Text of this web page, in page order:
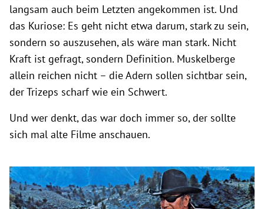
langsam auch beim Letzten angekommen ist. Und
das Kuriose: Es geht nicht etwa darum, stark zu sein,
sondern so auszusehen, als wäre man stark. Nicht
Kraft ist gefragt, sondern Definition. Muskelberge
allein reichen nicht – die Adern sollen sichtbar sein,
der Trizeps scharf wie ein Schwert.
Und wer denkt, das war doch immer so, der sollte
sich mal alte Filme anschauen.